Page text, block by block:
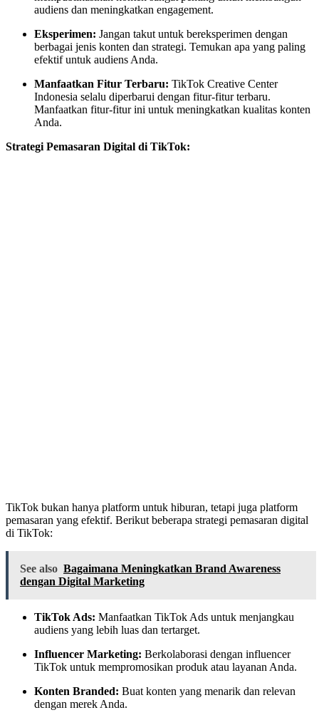
audiens dan meningkatkan engagement.
Eksperimen: Jangan takut untuk bereksperimen dengan
berbagai jenis konten dan strategi. Temukan apa yang paling
efektif untuk audiens Anda.
Manfaatkan Fitur Terbaru: TikTok Creative Center
Indonesia selalu diperbarui dengan fitur-fitur terbaru.
Manfaatkan fitur-fitur ini untuk meningkatkan kualitas konten
Anda.
Strategi Pemasaran Digital di TikTok:
TikTok bukan hanya platform untuk hiburan, tetapi juga platform
pemasaran yang efektif. Berikut beberapa strategi pemasaran digital
di TikTok:
See also Bagaimana Meningkatkan Brand Awareness
dengan Digital Marketing
TikTok Ads: Manfaatkan TikTok Ads untuk menjangkau
audiens yang lebih luas dan tertarget.
Influencer Marketing: Berkolaborasi dengan influencer
TikTok untuk mempromosikan produk atau layanan Anda.
Konten Branded: Buat konten yang menarik dan relevan
dengan merek Anda.